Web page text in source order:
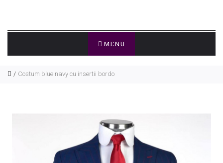
MENU
Costum blue navy cu insertii bordo